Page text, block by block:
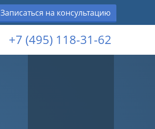
Записаться на консультацию
+7 (495) 118-31-62